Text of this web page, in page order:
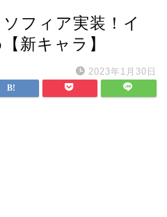
フィア実装！イ
新キャラ】
2023年1月30日